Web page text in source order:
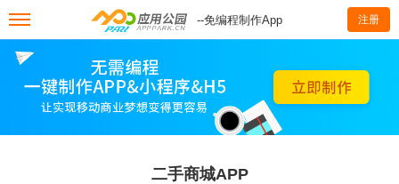
--免编程制作App 注册
二手商城APP